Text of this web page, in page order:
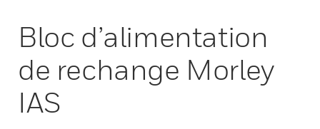
Bloc d’alimentation
de rechange Morley
IAS